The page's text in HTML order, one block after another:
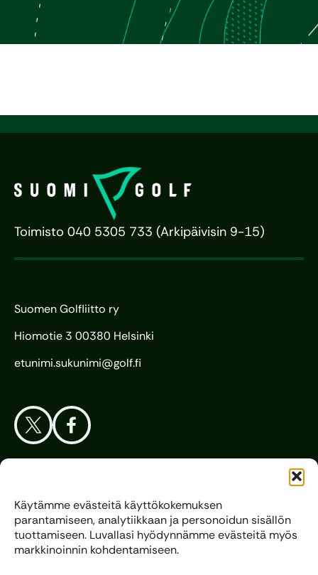
Käytämme evästeitä käyttökokemuksen
parantamiseen, analytiikkaan ja personoidun sisällön
tuottamiseen. Luvallasi hyödynnämme evästeitä myös
markkinoinnin kohdentamiseen.
Toimisto 040 5305 733 (Arkipäivisin 9-15)
Suomen Golfliitto ry
Hiomotie 3 00380 Helsinki
etunimi.sukunimi@golf.fi
Liitto